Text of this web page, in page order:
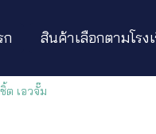
สินค้าเลือกตามโรง
ต เอวจั๊ม